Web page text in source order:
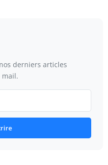
derniers articles
mail.